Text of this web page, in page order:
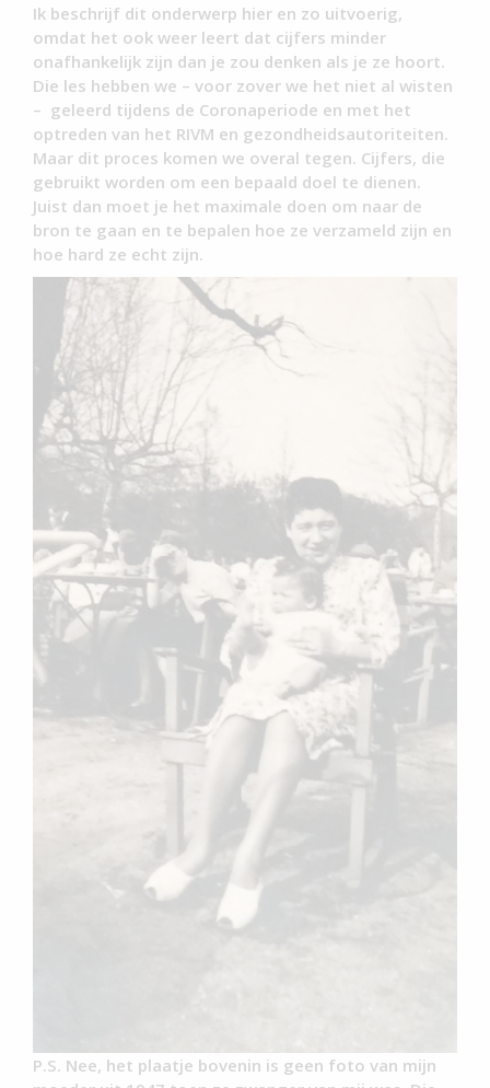
Ik beschrijf dit onderwerp hier en zo uitvoerig,
omdat het ook weer leert dat cijfers minder
onafhankelijk zijn dan je zou denken als je ze hoort.
Die les hebben we – voor zover we het niet al wisten
– geleerd tijdens de Coronaperiode en met het
optreden van het RIVM en gezondheidsautoriteiten.
Maar dit proces komen we overal tegen. Cijfers, die
gebruikt worden om een bepaald doel te dienen.
Juist dan moet je het maximale doen om naar de
bron te gaan en te bepalen hoe ze verzameld zijn en
hoe hard ze echt zijn.
P.S. Nee, het plaatje bovenin is geen foto van mijn